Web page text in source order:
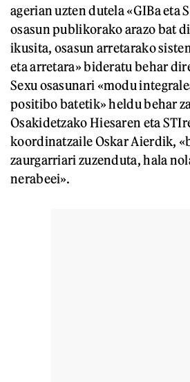
agerian uzten dutela «GIBa eta
osasun publikorako arazo bat
ikusita, osasun arretarako
eta arretara» bideratu behar
Sexu osasunari «modu
positibo batetik» heldu behar
Osakidetzako Hiesaren eta
koordinatzaile Oskar Aierdik,
zaurgarriari zuzenduta, hala
nerabeei».